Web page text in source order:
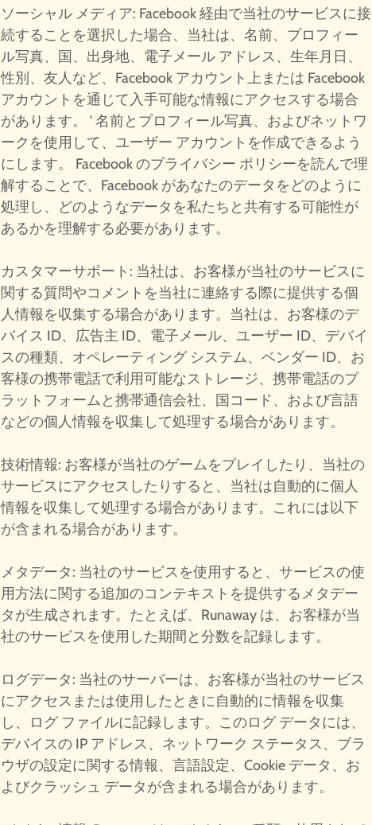
ソーシャル メディア: Facebook 経由で当社のサービスに接
続することを選択した場合、当社は、名前、プロフィー
ル写真、国、出身地、電子メール アドレス、生年月日、
性別、友人など、Facebook アカウント上または Facebook
アカウントを通じて入手可能な情報にアクセスする場合
があります。 ' 名前とプロフィール写真、およびネットワ
ークを使用して、ユーザー アカウントを作成できるよう
にします。 Facebook のプライバシー ポリシーを読んで理
解することで、Facebook があなたのデータをどのように
処理し、どのようなデータを私たちと共有する可能性が
あるかを理解する必要があります。
カスタマーサポート: 当社は、お客様が当社のサービスに
関する質問やコメントを当社に連絡する際に提供する個
人情報を収集する場合があります。当社は、お客様のデ
バイス ID、広告主 ID、電子メール、ユーザー ID、デバイ
スの種類、オペレーティング システム、ベンダー ID、お
客様の携帯電話で利用可能なストレージ、携帯電話のプ
ラットフォームと携帯通信会社、国コード、および言語
などの個人情報を収集して処理する場合があります。
技術情報: お客様が当社のゲームをプレイしたり、当社の
サービスにアクセスしたりすると、当社は自動的に個人
情報を収集して処理する場合があります。これには以下
が含まれる場合があります。
メタデータ: 当社のサービスを使用すると、サービスの使
用方法に関する追加のコンテキストを提供するメタデー
タが生成されます。たとえば、Runaway は、お客様が当
社のサービスを使用した期間と分数を記録します。
ログデータ: 当社のサーバーは、お客様が当社のサービス
にアクセスまたは使用したときに自動的に情報を収集
し、ログ ファイルに記録します。このログ データには、
デバイスの IP アドレス、ネットワーク ステータス、ブラ
ウザの設定に関する情報、言語設定、Cookie データ、お
よびクラッシュ データが含まれる場合があります。